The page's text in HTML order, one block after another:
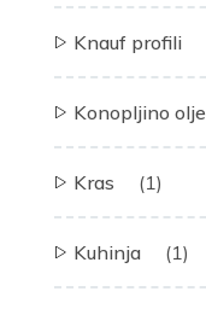
Knauf profili
Konopljino olje
Kras (1)
Kuhinja (1)